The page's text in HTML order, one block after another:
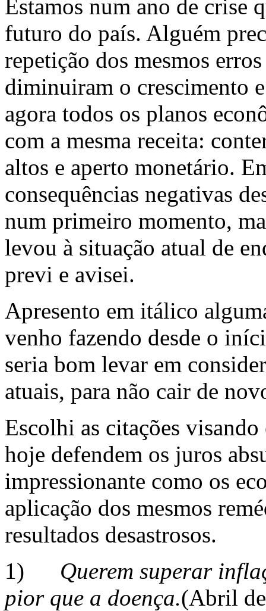
Estamos num ano de crise
futuro do país. Alguém
repetição dos mesmos
diminuiram o crescimento
agora todos os planos
com a mesma receita:
altos e aperto monetário.
consequências negativas
num primeiro momento,
levou à situação atual de
previ e avisei.
Apresento em itálico
venho fazendo desde o
seria bom levar em
atuais, para não cair de
Escolhi as citações
hoje defendem os juros
impressionante como os
aplicação dos mesmos
resultados desastrosos.
1) Querem superar
pior que a doença.(Abril